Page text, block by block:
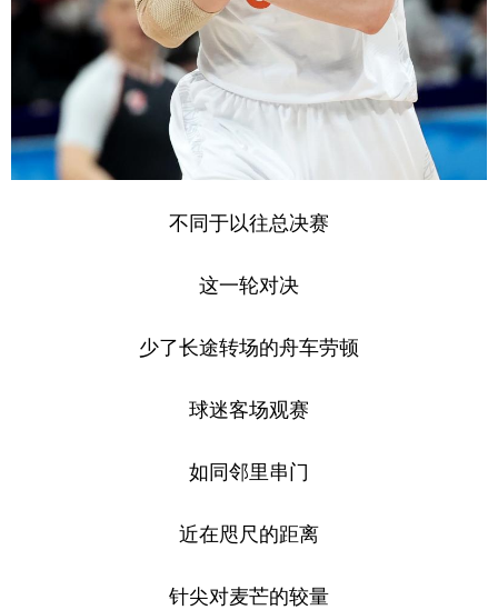
不同于以往总决赛
这一轮对决
少了长途转场的舟车劳顿
球迷客场观赛
如同邻里串门
近在咫尺的距离
针尖对麦芒的较量